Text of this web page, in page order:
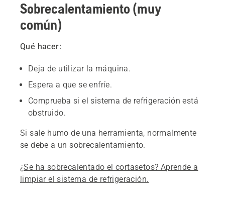
Sobrecalentamiento (muy
común)
Qué hacer:
Deja de utilizar la máquina.
Espera a que se enfríe.
Comprueba si el sistema de refrigeración está
obstruido.
Si sale humo de una herramienta, normalmente
se debe a un sobrecalentamiento.
¿Se ha sobrecalentado el cortasetos? Aprende a
limpiar el sistema de refrigeración.